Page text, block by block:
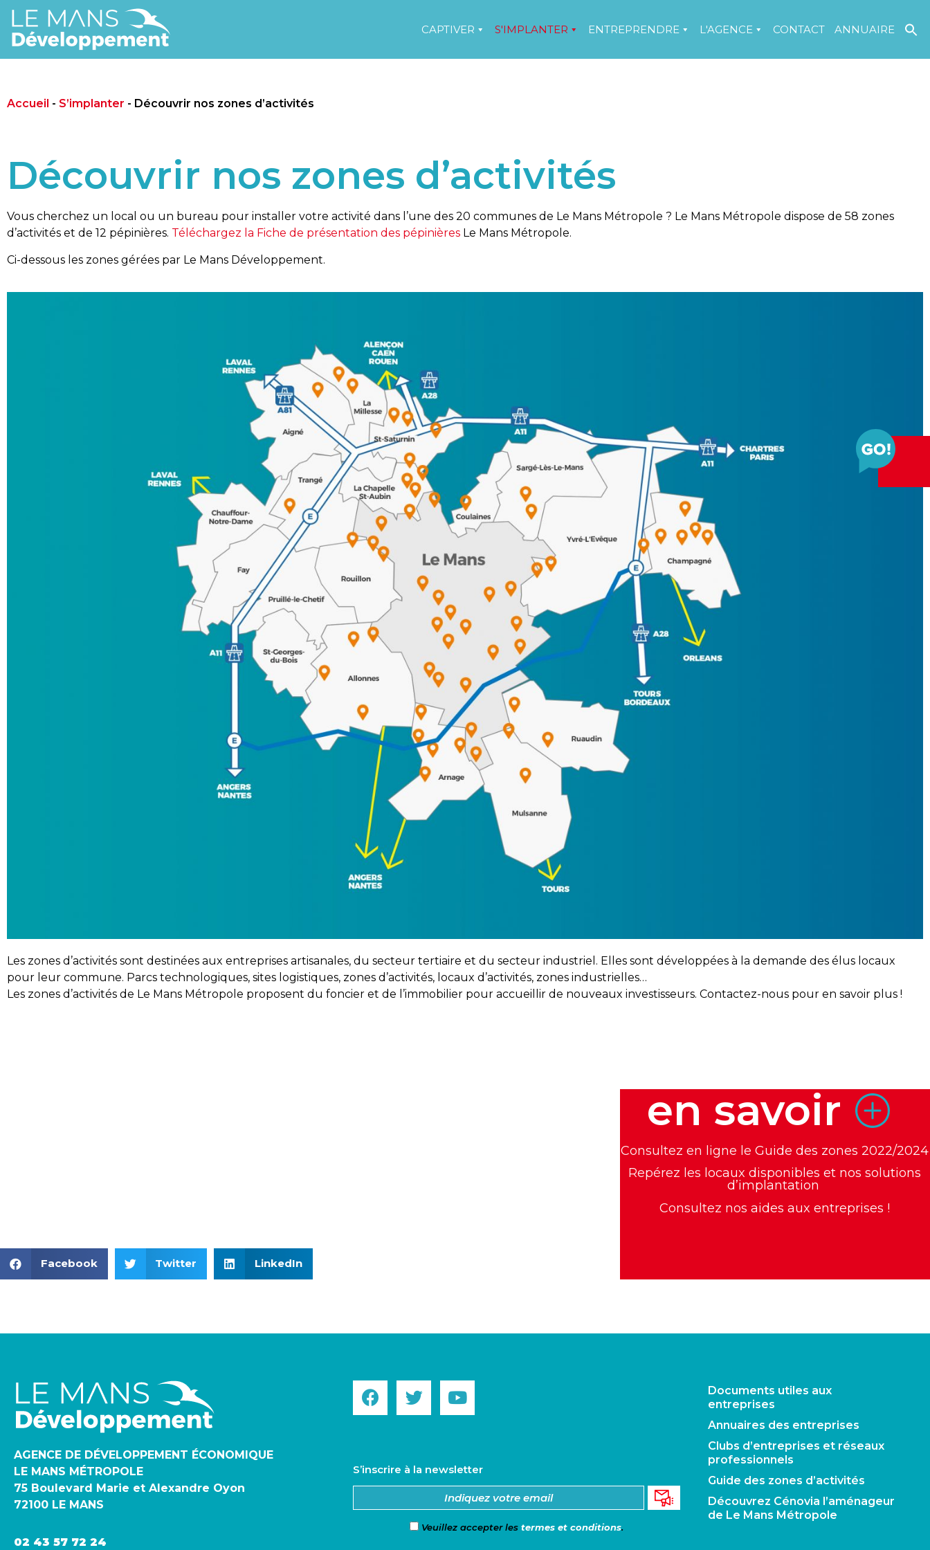
CAPTIVER S'IMPLANTER ENTREPRENDRE L'AGENCE CONTACT ANNUAIRE
Accueil - S’implanter - Découvrir nos zones d’activités
Découvrir nos zones d’activités
Vous cherchez un local ou un bureau pour installer votre activité dans l’une des 20 communes de Le Mans Métropole ? Le Mans Métropole dispose de 58 zones
d’activités et de 12 pépinières. Téléchargez la Fiche de présentation des pépinières Le Mans Métropole.
Ci-dessous les zones gérées par Le Mans Développement.
Les zones d’activités sont destinées aux entreprises artisanales, du secteur tertiaire et du secteur industriel. Elles sont développées à la demande des élus locaux
pour leur commune. Parcs technologiques, sites logistiques, zones d’activités, locaux d’activités, zones industrielles…
Les zones d’activités de Le Mans Métropole proposent du foncier et de l’immobilier pour accueillir de nouveaux investisseurs. Contactez-nous pour en savoir plus !
Facebook Twitter LinkedIn
en savoir
Consultez en ligne leGuide des zones 2022/2024
Repérez les locaux disponibles et nos solutions
d’implantation
Consultez nos aides aux entreprises !
AGENCE DE DÉVELOPPEMENT ÉCONOMIQUE
LE MANS MÉTROPOLE
75 Boulevard Marie et Alexandre Oyon
72100 LE MANS
02 43 57 72 24
S’inscrire à la newsletter
Veuillez accepter lestermes et conditions.
Documents utiles aux
entreprises
Annuaires des entreprises
Clubs d’entreprises et réseaux
professionnels
Guide des zones d’activités
Découvrez Cénovia l’aménageur
de Le Mans Métropole